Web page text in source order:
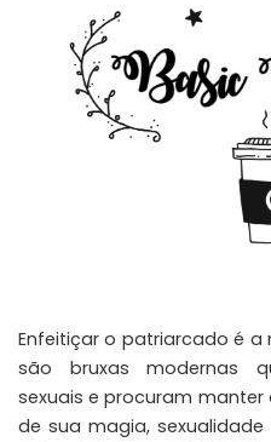
Enfeitiçar o patriarcado é a
são bruxas modernas
sexuais e procuram
de sua magia,